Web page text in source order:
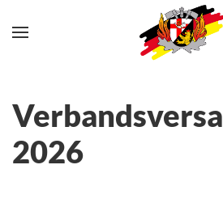
Skip to main content
2026